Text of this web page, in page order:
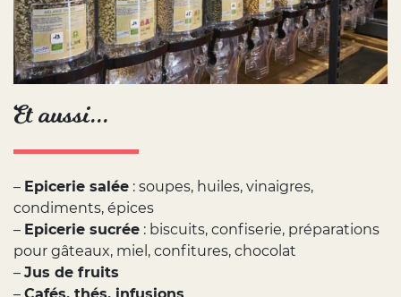
Et aussi...
– Epicerie salée : soupes, huiles, vinaigres,
condiments, épices
– Epicerie sucrée : biscuits, confiserie, préparations
pour gâteaux, miel, confitures, chocolat
– Jus de fruits